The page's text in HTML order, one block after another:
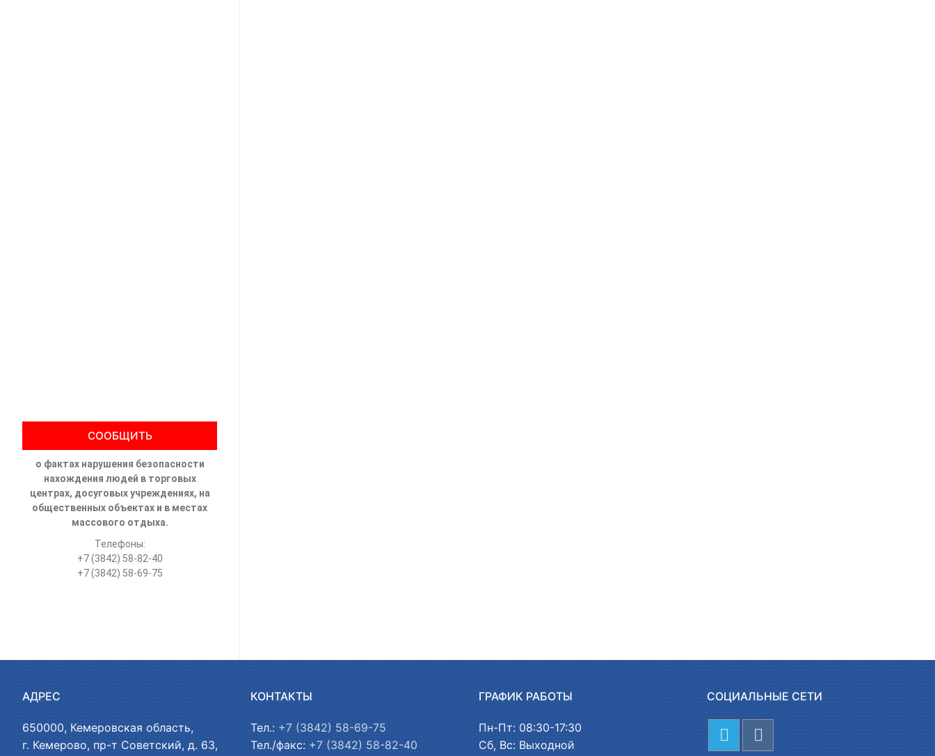
СООБЩИТЬ
о фактах нарушения безопасности
нахождения людей в торговых
центрах, досуговых учреждениях, на
общественных объектах и в местах
массового отдыха.
Телефоны:
+7 (3842) 58-82-40
+7 (3842) 58-69-75
АДРЕС
650000, Кемеровская область,
г. Кемерово, пр-т Советский, д. 63,
КОНТАКТЫ
Тел.:+7 (3842) 58-69-75
Тел./факс:+7 (3842) 58-82-40
ГРАФИК РАБОТЫ
Пн-Пт: 08:30-17:30
Сб, Вс: Выходной
СОЦИАЛЬНЫЕ СЕТИ